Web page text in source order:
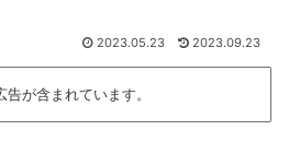
2023.05.23 2023.09.23
告が含まれています。